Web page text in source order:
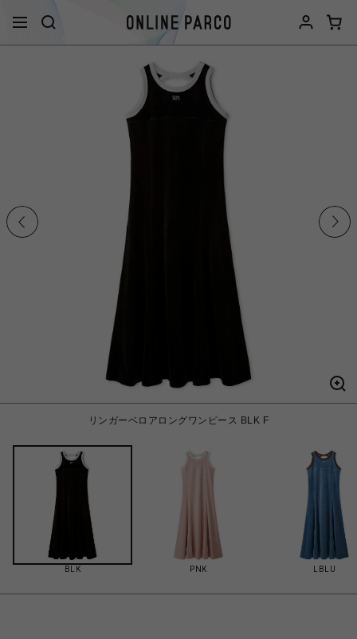
リンガーベロアロングワンピース BLK F
BLK PNK LBLU